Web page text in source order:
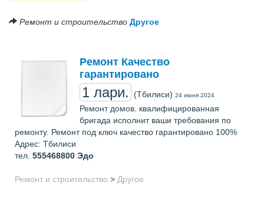
Ремонт и строительство Другое
Ремонт Качество
гарантировано
1 лари. (Тбилиси) 24 июня 2024
Ремонт домов. квалифицированная
бригада исполнит ваши требования по
ремонту. Ремонт под ключ качество гарантировано 100%
Адрес: Тбилиси
тел. 555468800 Эдо
Ремонт и строительство > Другое